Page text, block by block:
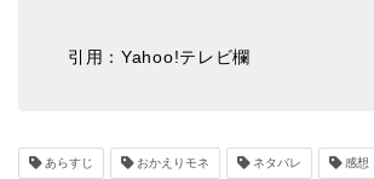
引用：Yahoo!テレビ欄
あらすじ おかえりモネ ネタバレ 感想